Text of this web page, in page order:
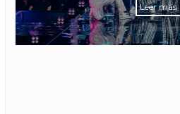
Leer más